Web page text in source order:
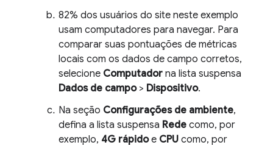
82% dos usuários do site neste exemplo
usam computadores para navegar. Para
comparar suas pontuações de métricas
locais com os dados de campo corretos,
selecione Computador na lista suspensa
Dados de campo> Dispositivo.
Na seção Configurações de ambiente,
defina a lista suspensa Rede como, por
exemplo, 4G rápidoe CPU como, por